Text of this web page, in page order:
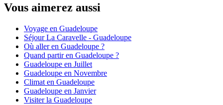
Vous aimerez aussi
Voyage en Guadeloupe
Séjour La Caravelle - Guadeloupe
Où aller en Guadeloupe ?
Quand partir en Guadeloupe ?
Guadeloupe en Juillet
Guadeloupe en Novembre
Climat en Guadeloupe
Guadeloupe en Janvier
Visiter la Guadeloupe